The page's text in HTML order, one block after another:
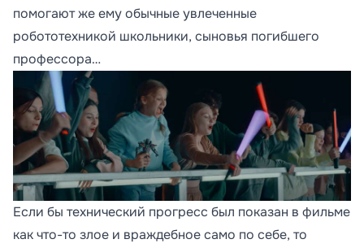
помогают же ему обычные увлеченные
робототехникой школьники, сыновья погибшего
профессора…
Если бы технический прогресс был показан в фильме
как что-то злое и враждебное само по себе, то